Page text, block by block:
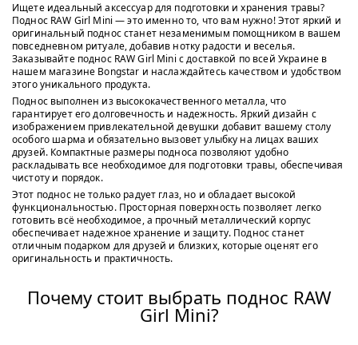
Ищете идеальный аксессуар для подготовки и хранения травы?
Поднос RAW Girl Mini — это именно то, что вам нужно! Этот яркий и
оригинальный поднос станет незаменимым помощником в вашем
повседневном ритуале, добавив нотку радости и веселья.
Заказывайте поднос RAW Girl Mini с доставкой по всей Украине в
нашем магазине Bongstar и наслаждайтесь качеством и удобством
этого уникального продукта.
Поднос выполнен из высококачественного металла, что
гарантирует его долговечность и надежность. Яркий дизайн с
изображением привлекательной девушки добавит вашему столу
особого шарма и обязательно вызовет улыбку на лицах ваших
друзей. Компактные размеры подноса позволяют удобно
раскладывать все необходимое для подготовки травы, обеспечивая
чистоту и порядок.
Этот поднос не только радует глаз, но и обладает высокой
функциональностью. Просторная поверхность позволяет легко
готовить всё необходимое, а прочный металлический корпус
обеспечивает надежное хранение и защиту. Поднос станет
отличным подарком для друзей и близких, которые оценят его
оригинальность и практичность.
Почему стоит выбрать поднос RAW
Girl Mini?